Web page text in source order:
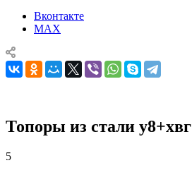
Вконтакте
MAX
Топоры из стали у8+хвг
5